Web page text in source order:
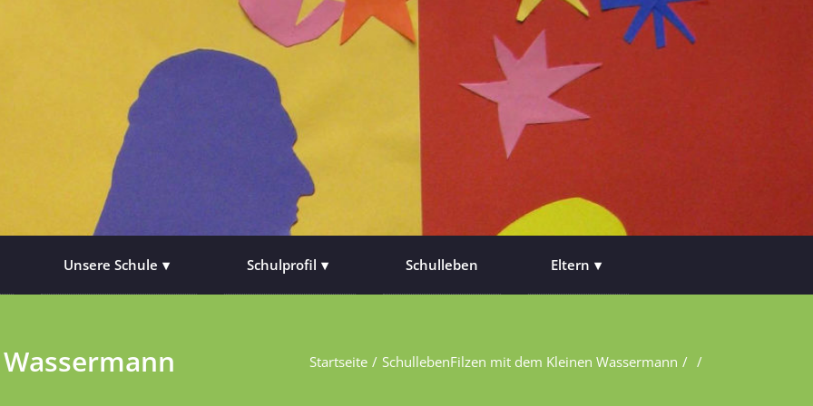
Unsere Schule Schulprofil Schulleben Eltern
Startseite SchullebenFilzen mit dem Kleinen Wassermann